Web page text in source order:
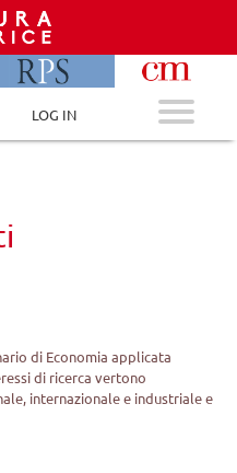
LOG IN
di Economia applicata
di ricerca vertono
internazionale e industriale e